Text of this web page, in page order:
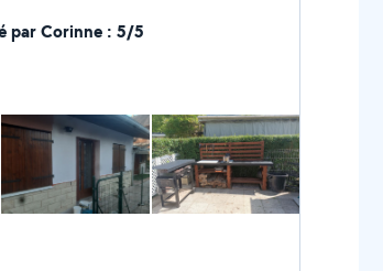
à mes compétences....
par Corinne : 5/5